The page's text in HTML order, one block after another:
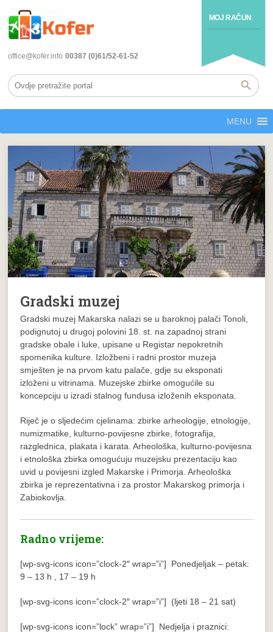
MOJ RAČUN
office@kofer.info 00387 (0)61/52-61-52
MENU
Gradski muzej
Gradski muzej Makarska nalazi se u baroknoj palači Tonoli,
podignutoj u drugoj polovini 18. st. na zapadnoj strani
gradske obale i luke, upisane u Registar nepokretnih
spomenika kulture. Izložbeni i radni prostor muzeja
smješten je na prvom katu palače, gdje su eksponati
izloženi u vitrinama. Muzejske zbirke omogućile su
koncepciju u izradi stalnog fundusa izloženih eksponata.
Riječ je o sljedećim cjelinama: zbirke arheologije, etnologije,
numizmatike, kulturno-povijesne zbirke, fotografija,
razglednica, plakata i karata. Arheološka, kulturno-povijesna
i etnološka zbirka omogućuju muzejsku prezentaciju kao
uvid u povijesni izgled Makarske i Primorja. Arheološka
zbirka je reprezentativna i za prostor Makarskog primorja i
Zabiokovlja.
Radno vrijeme:
[wp-svg-icons icon=”clock-2″ wrap=”i”] Ponedjeljak – petak:
9 – 13 h , 17 – 19 h
[wp-svg-icons icon=”clock-2″ wrap=”i”] (ljeti 18 – 21 sat)
[wp-svg-icons icon=”lock” wrap=”i”] Nedjelja i praznici: